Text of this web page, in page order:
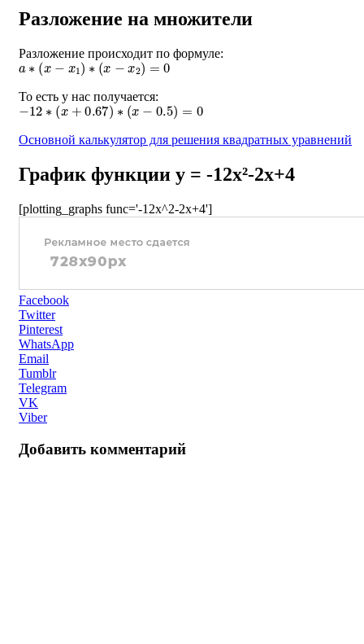
Разложение на множители
Разложение происходит по формуле:
a ∗(x−x1)∗ (x−x2)=0
То есть у нас получается:
−12∗(x+0.67)∗(x−0.5)= 0
Основной калькулятор для решения квадратных уравнений
График функции y = -12x²-2x+4
[plotting_graphs func='-12x^2-2x+4']
Facebook
Twitter
Pinterest
WhatsApp
Email
Tumblr
Telegram
VK
Viber
Добавить комментарий